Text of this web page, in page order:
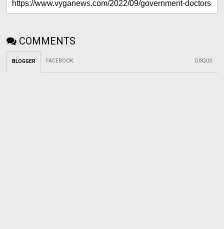
COMMENTS
BLOGGER FACEBOOK: DISQUS